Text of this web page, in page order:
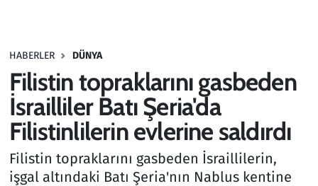
HABERLER DÜNYA
Filistin topraklarını gasbeden
İsrailliler Batı Şeria'da
Filistinlilerin evlerine saldırdı
Filistin topraklarını gasbeden İsraillilerin,
işgal altındaki Batı Şeria'nın Nablus kentine
Haber
Kültür Sanat
Kurumsal Haberler
Lezzet Durağı